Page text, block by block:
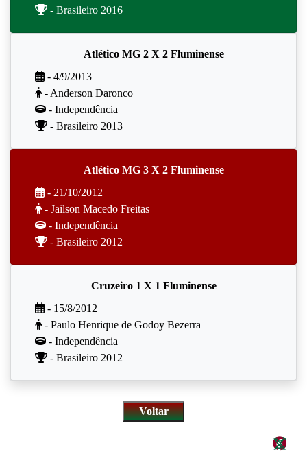
- Brasileiro 2016
Atlético MG 2 X 2 Fluminense
- 4/9/2013
- Anderson Daronco
- Independência
- Brasileiro 2013
Atlético MG 3 X 2 Fluminense
- 21/10/2012
- Jailson Macedo Freitas
- Independência
- Brasileiro 2012
Cruzeiro 1 X 1 Fluminense
- 15/8/2012
- Paulo Henrique de Godoy Bezerra
- Independência
- Brasileiro 2012